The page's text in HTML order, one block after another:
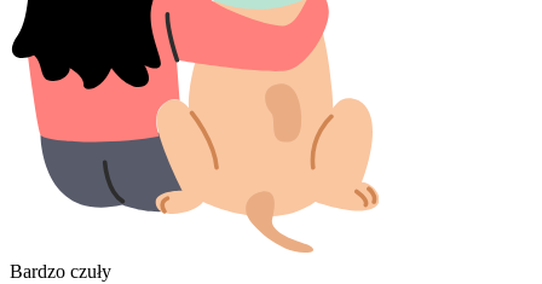
Bardzo czuły